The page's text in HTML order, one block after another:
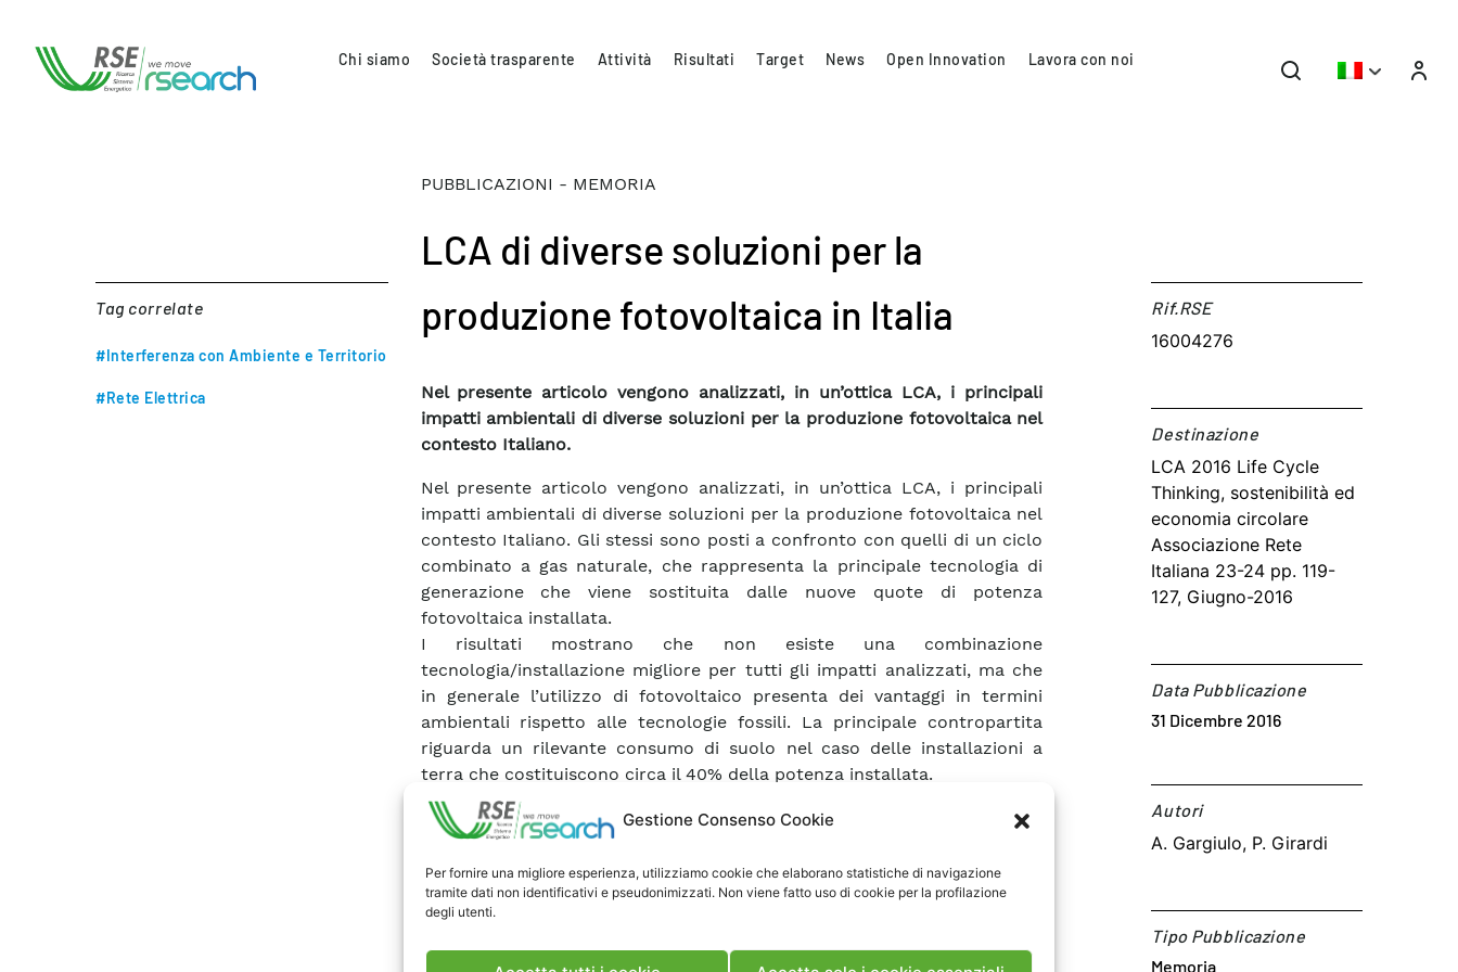
Gestione Consenso Cookie
Per fornire una migliore esperienza, utilizziamo cookie che elaborano statistiche di navigazione
tramite dati non identificativi e pseudonimizzati. Non viene fatto uso di cookie per la profilazione
degli utenti.
Chi siamo Società trasparente Attività Risultati Target News Open Innovation Lavora con noi
Tag correlate
#Interferenza con Ambiente e Territorio
#Rete Elettrica
PUBBLICAZIONI - MEMORIA
LCA di diverse soluzioni per la
produzione fotovoltaica in Italia
Nel presente articolo vengono analizzati, in un’ottica LCA, i principali
impatti ambientali di diverse soluzioni per la produzione fotovoltaica nel
contesto Italiano.
Nel presente articolo vengono analizzati, in un’ottica LCA, i principali
impatti ambientali di diverse soluzioni per la produzione fotovoltaica nel
contesto Italiano. Gli stessi sono posti a confronto con quelli di un ciclo
combinato a gas naturale, che rappresenta la principale tecnologia di
generazione che viene sostituita dalle nuove quote di potenza
fotovoltaica installata.
I risultati mostrano che non esiste una combinazione
tecnologia/installazione migliore per tutti gli impatti analizzati, ma che
in generale l’utilizzo di fotovoltaico presenta dei vantaggi in termini
ambientali rispetto alle tecnologie fossili. La principale contropartita
riguarda un rilevante consumo di suolo nel caso delle installazioni a
terra che costituiscono circa il 40% della potenza installata.
Scarica Memoria
Rif.RSE​
16004276
Destinazione​
LCA 2016 Life Cycle
Thinking, sostenibilità ed
economia circolare
Associazione Rete
Italiana 23-24 pp. 119-
127, Giugno-2016
Data Pubblicazione
31 Dicembre 2016
Autori​
A. Gargiulo, P. Girardi
Tipo Pubblicazione
Memoria